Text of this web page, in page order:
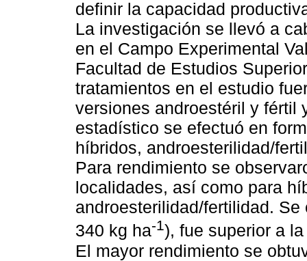
definir la capacidad
La investigación se llevó a
en el Campo Experimental
Facultad de Estudios
tratamientos en el estudio
versiones androestéril y fértil
estadístico se efectuó en
híbridos, androesterilidad/
Para rendimiento se
localidades, así como para
androesterilidad/fertilidad.
340 kg ha-1), fue superior a
El mayor rendimiento se